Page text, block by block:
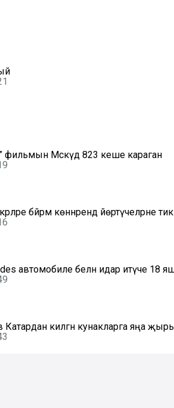
фильмын Мәскәүдә 823 кеше караган
бәйрәм көннәрендә йөртүчеләрне
автомобиле белән идарә итүче 18
Катардан килгән кунакларга яңа